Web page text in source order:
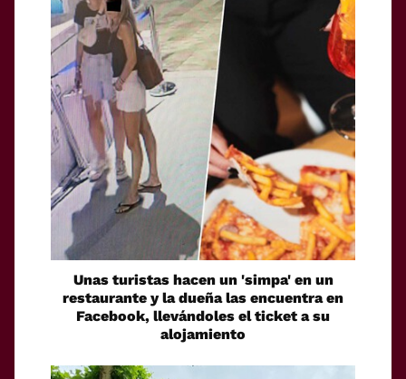
Unas turistas hacen un 'simpa' en un
restaurante y la dueña las encuentra en
Facebook, llevándoles el ticket a su
alojamiento